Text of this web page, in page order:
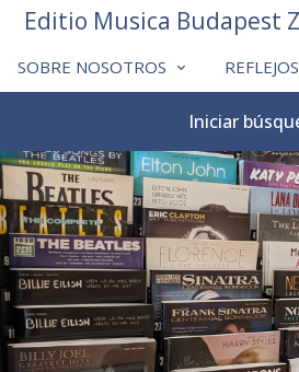
SOBRE NOSOTROS REFLEJOS
Editio Musica Budapest
Iniciar